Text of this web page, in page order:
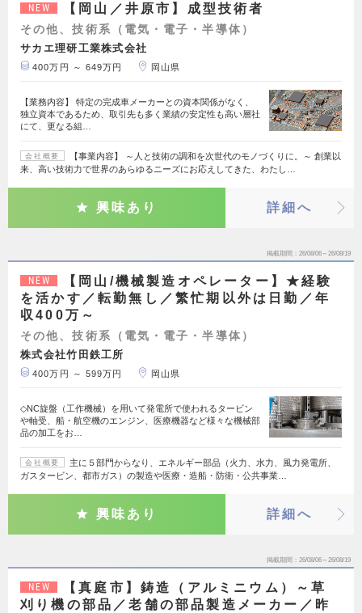
NEW 【岡山／井原市】成型技術者
その他、技術系（電気・電子・半導体）
サカエ理研工業株式会社
400万円 ～ 649万円 岡山県
【業務内容】 特定の完成車メーカーとの資本関係がなく、
独立資本であるため、取引先も多く業績の安定性も高い層社
にて、更なる組…
会社概要
【事業内容】 ～人と技術の調和を次世代のモノづくりに。～ 創業以
来、高い技術力で世界のあらゆるニーズにお応えしてきた、わたし…
興味あり 詳細へ
掲載期間 26/08/06～26/08/19
NEW
【岡山/機械製造オペレーター】★経験
を活かす／転勤無し／繁忙期以外は日勤／年
収400万～
その他、技術系（電気・電子・半導体）
株式会社竹田鉄工所
400万円 ～ 599万円 岡山県
◇NC旋盤（工作機械）を用いて発電所で使われるタービン
や軸受、船・航空機のエンジン、医療機器など様々な機械部
品の加工をお…
会社概要
主に５部門からなり、エネルギー部品（火力、水力、風力発電所、
ガスタービン、都市ガス）の製造や医療・造船・防衛・公共事業…
興味あり 詳細へ
掲載期間 26/08/06～26/08/19
NEW
【真庭市】鋳造（アルミニウム）～草
刈り機の部品／老舗の部品製造メーカー／昨